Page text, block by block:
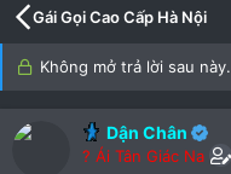
u
Gái Gọi Cao Cấp Hà Nội
Không mở trả lời sau này.
Dận Chân
? Ái Tân Giác Na